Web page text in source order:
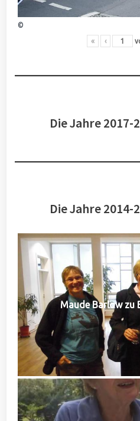
©
« ‹
Die Jahre 2017-
Die Jahre 2014-
Maude Barlow zu